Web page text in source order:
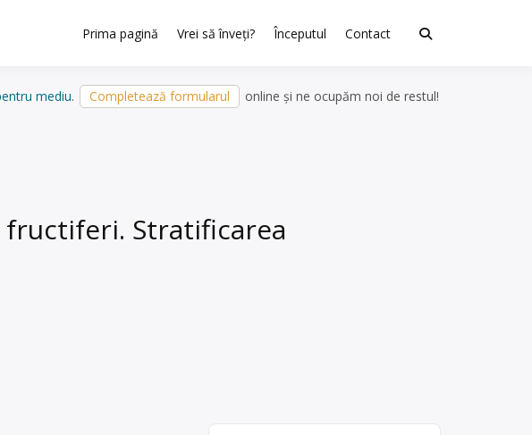
Prima pagină Vrei să înveți? Începutul Contact
mediu. Completează formularul online și ne ocupăm noi de restul!
Stratificarea